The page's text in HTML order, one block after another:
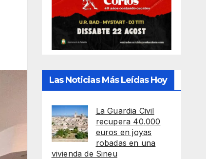
Las Noticias Más Leídas Hoy
La Guardia Civil
recupera 40.000
euros en joyas
robadas en una
vivienda de Sineu